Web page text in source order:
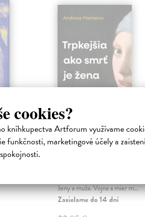
cookies?
kníhkupectva Artforum využívame
funkčnosti, marketingové účely a
o
Trpkejšia ako smrť
je žena
Marneros Andreas| Kniha
ženy a muža. Vojna a mier m...
Zasielame do 14 dní